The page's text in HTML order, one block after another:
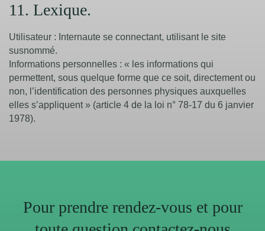
11. Lexique.
Utilisateur : Internaute se connectant, utilisant le site
susnommé.
Informations personnelles : « les informations qui
permettent, sous quelque forme que ce soit, directement ou
non, l’identification des personnes physiques auxquelles
elles s’appliquent » (article 4 de la loi n° 78-17 du 6 janvier
1978).
Pour prendre rendez-vous et pour